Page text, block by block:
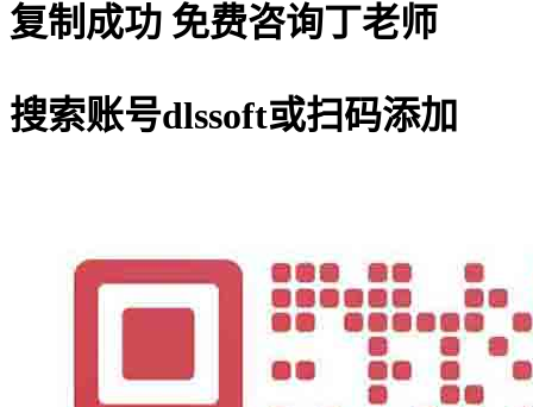
复制成功 免费咨询丁老师
搜索账号dlssoft或扫码添加